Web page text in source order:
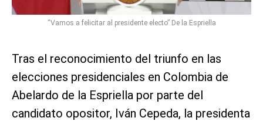
“Vamos a felicitar al presidente electo” De la Espriella
Tras el reconocimiento del triunfo en las
elecciones presidenciales en Colombia de
Abelardo de la Espriella por parte del
candidato opositor, Iván Cepeda, la presidenta